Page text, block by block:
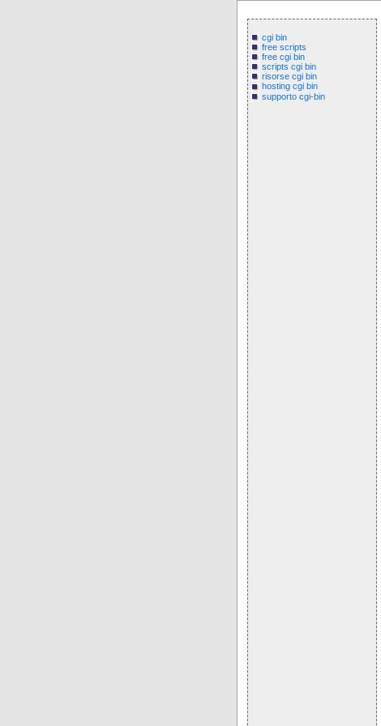
cgi bin
free scripts
free cgi bin
scripts cgi bin
risorse cgi bin
hosting cgi bin
supporto cgi-bin